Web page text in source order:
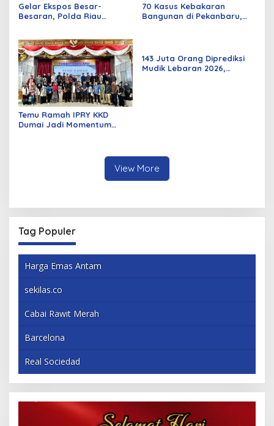
Gelar Ekspos Besar-
Besaran, Polda Riau
Curanmor
70 Kasus Kebakaran
Bangunan di Pekanbaru,
Temu Ramah IPRY KKD
Dumai Jadi Momentum
143 Juta Orang Diprediksi
Mudik Lebaran 2026,
View More
Tag Populer
Harga Emas Antam
sekilas.co
Cabai Rawit Merah
Barcelona
Real Sociedad